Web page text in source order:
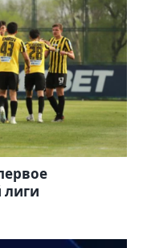
лиги